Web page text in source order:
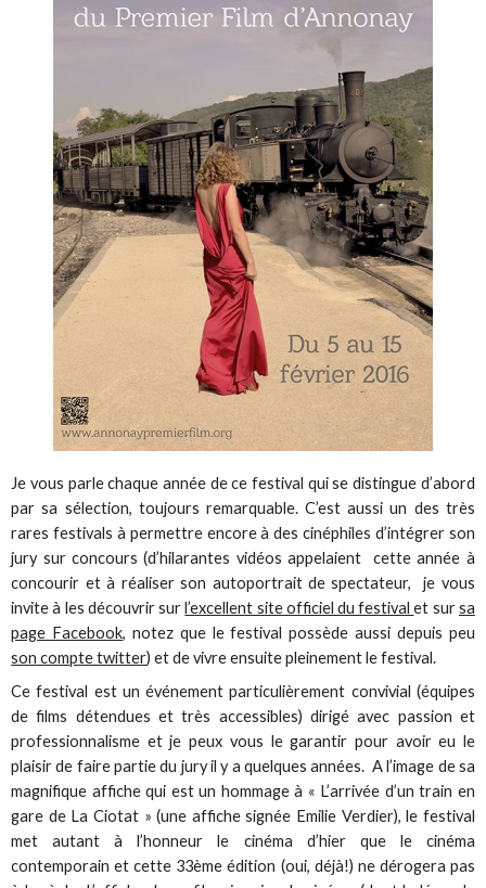
Je vous parle chaque année de ce festival qui se distingue d’abord
par sa sélection, toujours remarquable. C’est aussi un des très
rares festivals à permettre encore à des cinéphiles d’intégrer son
jury sur concours (d’hilarantes vidéos appelaient cette année à
concourir et à réaliser son autoportrait de spectateur, je vous
invite à les découvrir surl’excellent site officiel du festivalet sursa
page Facebook, notez que le festival possède aussi depuis peu
son compte twitter) et de vivre ensuite pleinement le festival.
Ce festival est un événement particulièrement convivial (équipes
de films détendues et très accessibles) dirigé avec passion et
professionnalisme et je peux vous le garantir pour avoir eu le
plaisir de faire partie du jury il y a quelques années. A l’image de sa
magnifique affiche qui est un hommage à « L’arrivée d’un train en
gare de La Ciotat » (une affiche signée Emilie Verdier), le festival
met autant à l’honneur le cinéma d’hier que le cinéma
contemporain et cette 33ème édition (oui, déjà!) ne dérogera pas